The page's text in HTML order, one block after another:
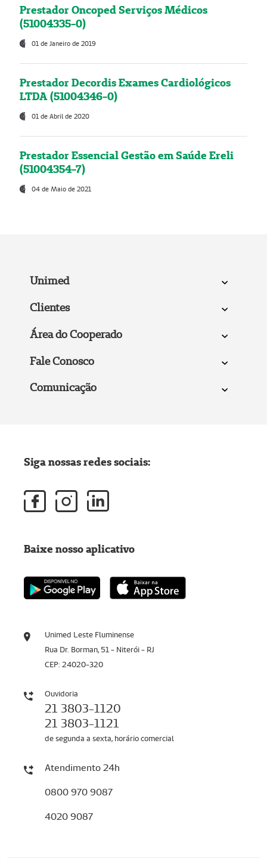
Prestador Oncoped Serviços Médicos
(51004335-0)
01 de Janeiro de 2019
Prestador Decordis Exames Cardiológicos
LTDA (51004346-0)
01 de Abril de 2020
Prestador Essencial Gestão em Saúde Ereli
(51004354-7)
04 de Maio de 2021
Unimed
Clientes
Área do Cooperado
Fale Conosco
Comunicação
Unimed Leste Fluminense
Rua Dr. Borman, 51 - Niterói - RJ
CEP: 24020-320
Ouvidoria
21 3803-1120
21 3803-1121
de segunda a sexta, horário comercial
Atendimento 24h
0800 970 9087
4020 9087
Siga nossas redes sociais:
Baixe nosso aplicativo